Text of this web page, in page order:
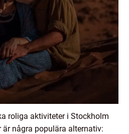
roliga aktiviteter i Stockholm
några populära alternativ: